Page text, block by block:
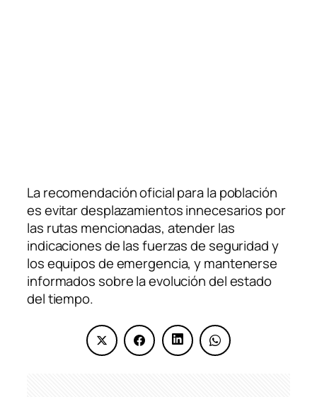
La recomendación oficial para la población
es evitar desplazamientos innecesarios por
las rutas mencionadas, atender las
indicaciones de las fuerzas de seguridad y
los equipos de emergencia, y mantenerse
informados sobre la evolución del estado
del tiempo.